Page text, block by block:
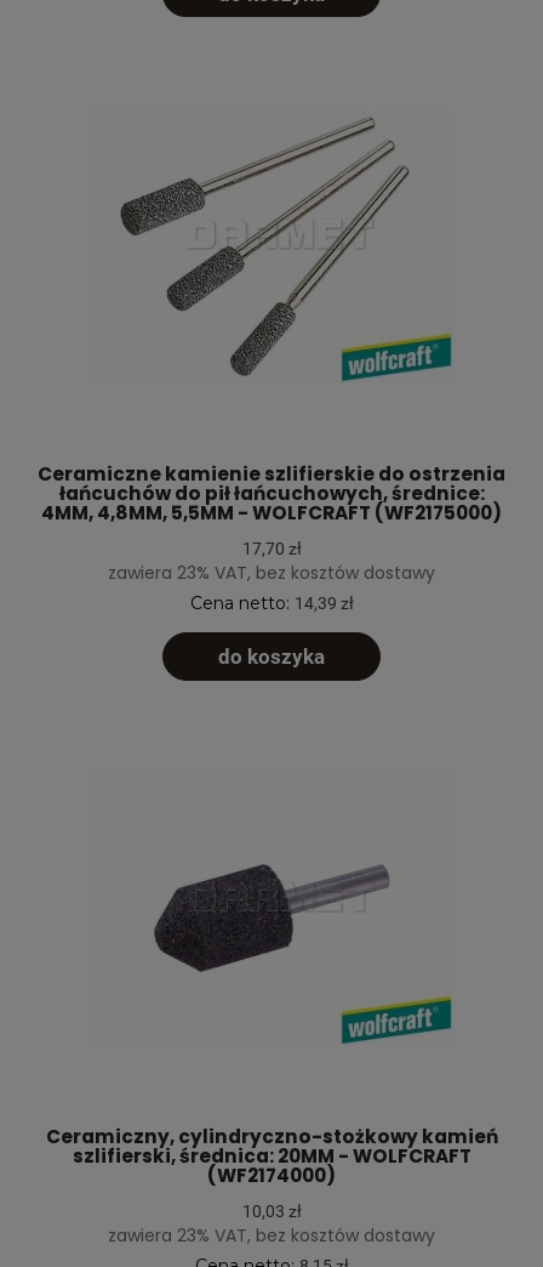
Ceramiczne kamienie szlifierskie do ostrzenia
łańcuchów do pił łańcuchowych, średnice:
4MM, 4,8MM, 5,5MM - WOLFCRAFT (WF2175000)
17,70 zł
zawiera 23% VAT, bez kosztów dostawy
Cena netto: 14,39 zł
do koszyka
Ceramiczny, cylindryczno-stożkowy kamień
szlifierski, średnica: 20MM - WOLFCRAFT
(WF2174000)
10,03 zł
zawiera 23% VAT, bez kosztów dostawy